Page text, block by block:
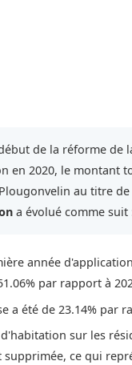
de la réforme de
en 2020, le montant
au titre de
a évolué comme suit
année
par rapport à
a été de 23.14% par
d'habitation sur les
ce qui